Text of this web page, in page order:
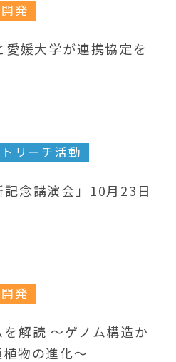
発
媛大学が連携協定を
リーチ活動
念講演会」10月23日
発
解読 ～ゲノム構造か
物の進化～